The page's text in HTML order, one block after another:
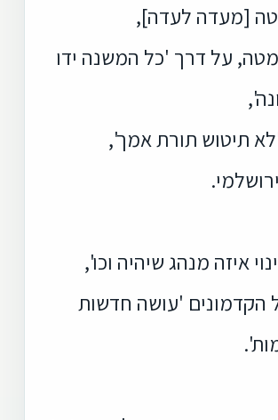
[מעדה לעדה],
על דרך 'כל המשנה ידו
תיטוש תורת אמך',
איזה מנהג שיהיה וכו',
הקדמונים 'עושה חדשות